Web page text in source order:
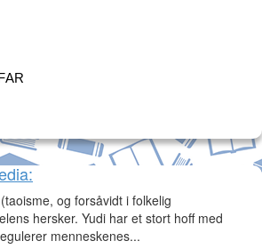
og forsåvidt i folkelig
hersker. Yudi har et stort hoff med
menneskenes...